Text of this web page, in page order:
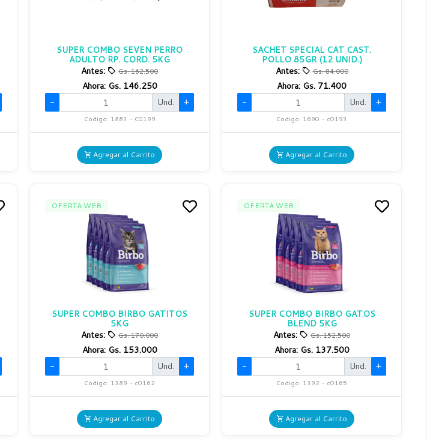
SUPER COMBO SEVEN PERRO
ADULTO RP. CORD. 5KG
Antes:
Gs. 162.500
Ahora: Gs. 146.250
-
Und. +
Codigo: 1883 - C0199
Agregar al Carrito
SACHET SPECIAL CAT CAST.
POLLO 85GR (12 UNID.)
Antes:
Gs. 84.000
Ahora: Gs. 71.400
-
Und. +
Codigo: 1690 - c0193
Agregar al Carrito
OFERTA WEB
SUPER COMBO BIRBO GATITOS
5KG
Antes:
Gs. 170.000
Ahora: Gs. 153.000
-
Und. +
Codigo: 1389 - c0162
Agregar al Carrito
OFERTA WEB
SUPER COMBO BIRBO GATOS
BLEND 5KG
Antes:
Gs. 152.500
Ahora: Gs. 137.500
-
Und. +
Codigo: 1392 - c0165
Agregar al Carrito